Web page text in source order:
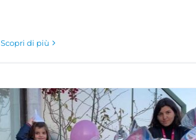
Scopri di più